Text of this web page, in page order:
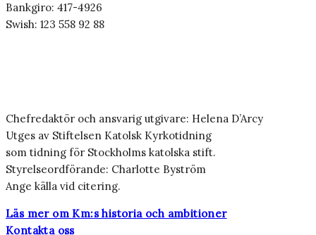
Bankgiro: 417-4926
Swish: 123 558 92 88
Chefredaktör och ansvarig utgivare: Helena D’Arcy
Utges av Stiftelsen Katolsk Kyrkotidning
som tidning för Stockholms katolska stift.
Styrelseordförande: Charlotte Byström
Ange källa vid citering.
Läs mer om Km:s historia och ambitioner
Kontakta oss